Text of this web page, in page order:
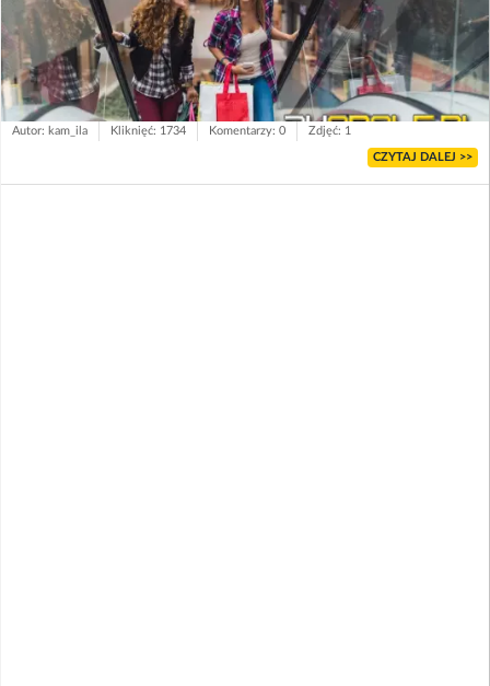
Autor: kam_ila Kliknięć: 1734 Komentarzy: 0 Zdjęć: 1
CZYTAJ DALEJ >>